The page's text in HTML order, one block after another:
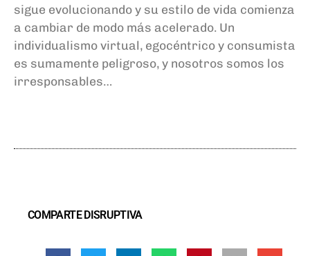
sigue evolucionando y su estilo de vida comienza
a cambiar de modo más acelerado. Un
individualismo virtual, egocéntrico y consumista
es sumamente peligroso, y nosotros somos los
irresponsables…
COMPARTE DISRUPTIVA